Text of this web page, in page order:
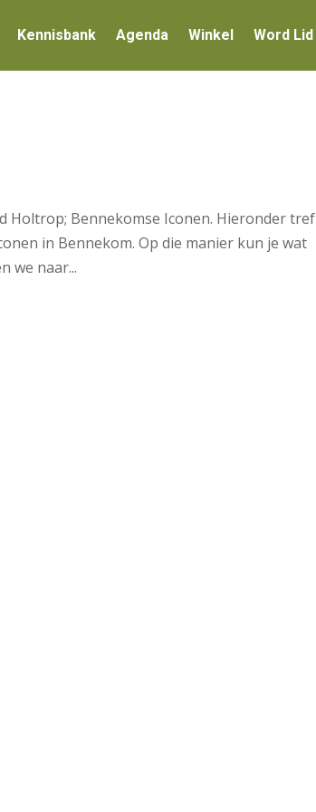
Kennisbank Agenda Winkel Word Lid
Holtrop; Bennekomse Iconen. Hieronder tref
in Bennekom. Op die manier kun je wat
we naar...